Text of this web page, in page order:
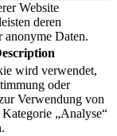
Website
deren
anonyme Daten.
wird verwendet,
oder
Verwendung von
„Analyse“